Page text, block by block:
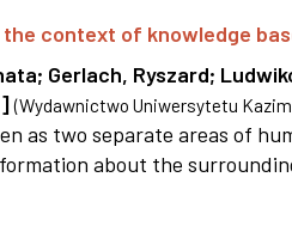
context of knowledge
; Gerlach, Ryszard;
(Wydawnictwo Uniwersytetu
as two separate areas of
about the